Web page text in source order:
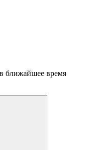
ближайшее время